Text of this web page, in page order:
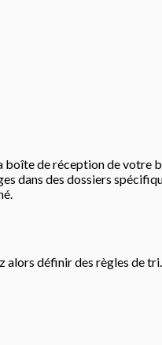
de réception de votre
dans des dossiers
alors définir des règles de tri.